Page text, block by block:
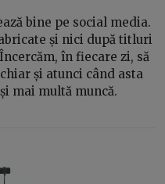
bine pe social media.
și nici după titluri
în fiecare zi, să
și atunci când asta
mai multă muncă.